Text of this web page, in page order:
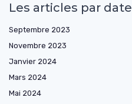
Les articles par date
Septembre 2023
Novembre 2023
Janvier 2024
Mars 2024
Mai 2024